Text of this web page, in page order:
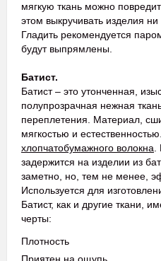
мягкую ткань можно
этом выкручивать изделия ни
Гладить рекомендуется
будут выпрямлены.
Батист.
Батист – это утонченная,
полупрозрачная нежная
переплетения. Материал,
мягкостью и
хлопчатобумажного волокна
задержится на изделии из
заметно, но, тем не менее,
Используется для
Батист, как и другие ткани,
черты:
Плотность